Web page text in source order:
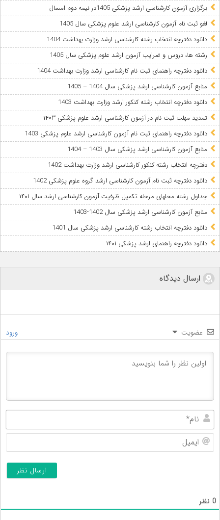
برگزاری آزمون کارشناسی ارشد پزشکی 1405در نیمه دوم امسال
لغو ثبت نام آزمون کارشناسی ارشد علوم پزشکی سال 1405
دانلود دفترچه انتخاب رشته کارشناسی ارشد وزارت بهداشت 1404
رشته ها، دروس و ضرایب آزمون ارشد علوم پزشکی سال 1405
دانلود دفترچه راهنمای ثبت نام کارشناسی ارشد وزارت بهداشت 1404
منابع آزمون کارشناسی ارشد پزشکی سال 1404 – 1405
دانلود دفترچه انتخاب رشته کنکور ارشد وزارت بهداشت 1403
تمدید مهلت ثبت نام در آزمون کارشناسی ارشد علوم پزشکی ۱۴۰۳
دانلود دفترچه راهنمای ثبت نام آزمون کارشناسی ارشد علوم پزشکی 1403
منابع آزمون کارشناسی ارشد پزشکی سال 1403 – 1404
دفترچه انتخاب رشته کنکور کارشناسی ارشد وزارت بهداشت 1402
دانلود دفترچه ثبت نام آزمون کارشناسی ارشد گروه علوم پزشکی 1402
جداول رشته محلهای مرحله تکمیل ظرفیت آزمون کارشناسی ارشد سال ۱۴۰۱
منابع آزمون کارشناسی ارشد پزشکی سال 1402-1403
دانلود دفترچه انتخاب رشته کارشناسی ارشد پزشکی سال 1401
دانلود دفترچه راهنمای ارشد پزشکی ۱۴۰۱
ارسال دیدگاه
عضویت ورود
0 نظر